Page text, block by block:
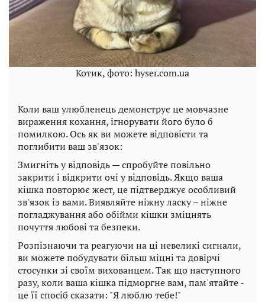
Котик, фото: hyser.com.ua
Коли ваш улюбленець демонструє це мовчазне
вираження кохання, ігнорувати його було б
помилкою. Ось як ви можете відповісти та
поглибити ваш зв'язок:
Змигніть у відповідь — спробуйте повільно
закрити і відкрити очі у відповідь. Якщо ваша
кішка повторює жест, це підтверджує особливий
зв'язок із вами. Виявляйте ніжну ласку – ніжне
погладжування або обійми кішки зміцнять
почуття любові та безпеки.
Розпізнаючи та реагуючи на ці невеликі сигнали,
ви можете побудувати більш міцні та довірчі
стосунки зі своїм вихованцем. Так що наступного
разу, коли ваша кішка підморгне вам, пам'ятайте -
це її спосіб сказати: "Я люблю тебе!"